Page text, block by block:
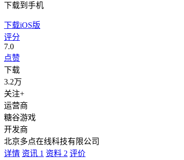
下载到手机
下载iOS版
评分
7.0
点赞
下载
3.2万
关注+
运营商
糖谷游戏
开发商
北京多点在线科技有限公司
详情 资讯 1 资料 2 评价